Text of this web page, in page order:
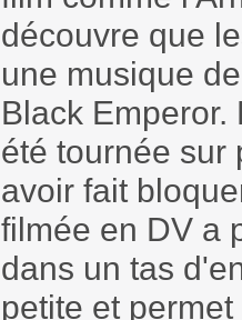
découvre que
une musique
Black
été tournée sur
avoir fait
filmée en DV a
dans un tas
petite et